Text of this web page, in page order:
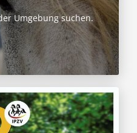
Umgebung suchen.